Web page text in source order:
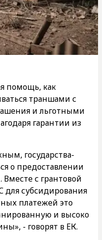
помощь, как
траншами с
и льготными
гарантии из
государства-
о предоставлении
с грантовой
субсидирования
платежей это
и высоко
- говорят в ЕК.